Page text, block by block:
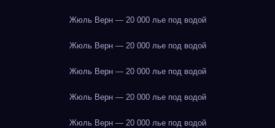
Жюль Верн — 20 000 лье под водой
Жюль Верн — 20 000 лье под водой
Жюль Верн — 20 000 лье под водой
Жюль Верн — 20 000 лье под водой
Жюль Верн — 20 000 лье под водой